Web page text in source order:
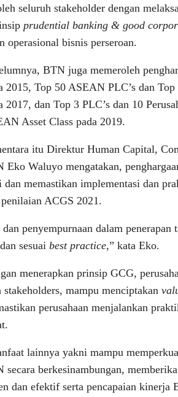
seluruh stakeholder dengan
prudential banking & good
operasional bisnis perseroan.
BTN juga memeroleh
2015, Top 50 ASEAN PLC’s dan Top
2017, dan Top 3 PLC’s dan 10
Asset Class pada 2019.
itu Direktur Human Capital,
Eko Waluyo mengatakan,
memastikan implementasi dan
ACGS 2021.
dan penyempurnaan dalam penerapan
sesuai best practice,” kata Eko.
menerapkan prinsip GCG,
stakeholders, mampu menciptakan
perusahaan menjalankan
lainnya yakni mampu
secara berkesinambungan,
dan efektif serta pencapaian kinerja